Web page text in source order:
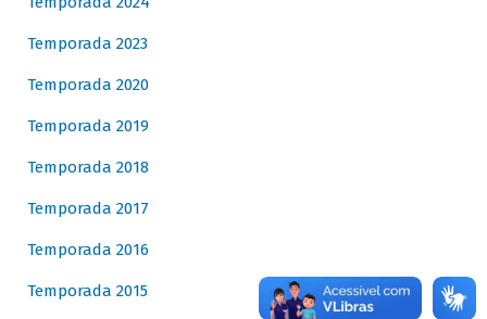
Temporada 2023
Temporada 2020
Temporada 2019
Temporada 2018
Temporada 2017
Temporada 2016
Temporada 2015